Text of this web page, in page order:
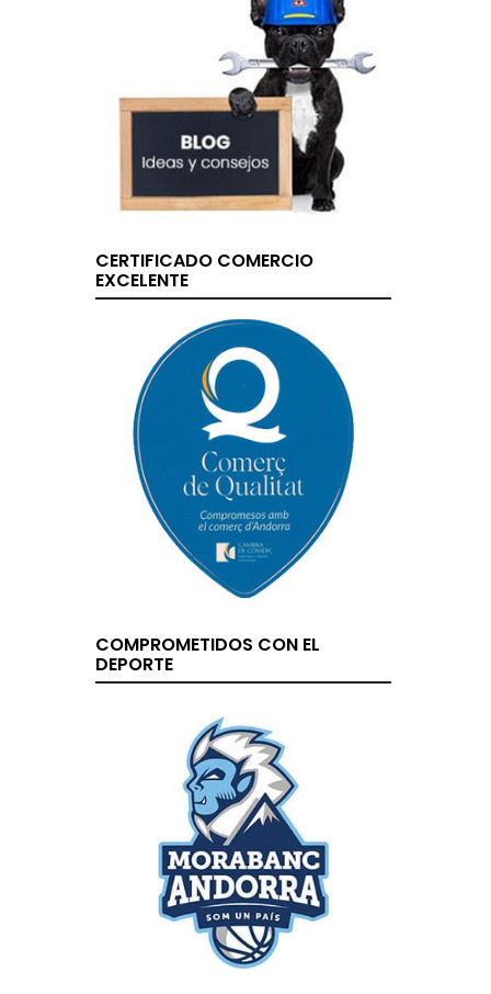
CERTIFICADO COMERCIO
EXCELENTE
COMPROMETIDOS CON EL
DEPORTE